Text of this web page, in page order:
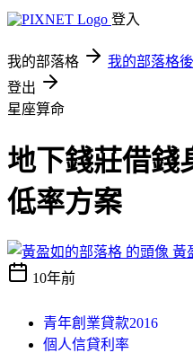
登入
我的部落格 我的部落格
登出
星座算命
地下錢莊借錢
低率方案
黃
10年前
青年創業貸款2016
個人信貸利率